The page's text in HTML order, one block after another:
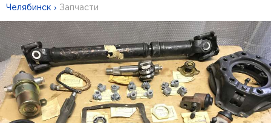
Челябинск › Запчасти